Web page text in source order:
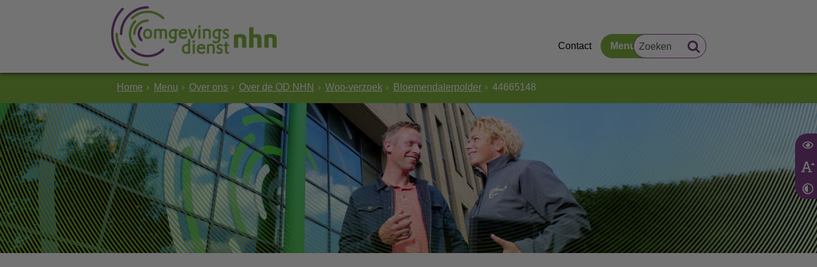
Contact Menu
Home Menu Over ons Over de OD NHN Woo-verzoek Bloemendalerpolder 44665148